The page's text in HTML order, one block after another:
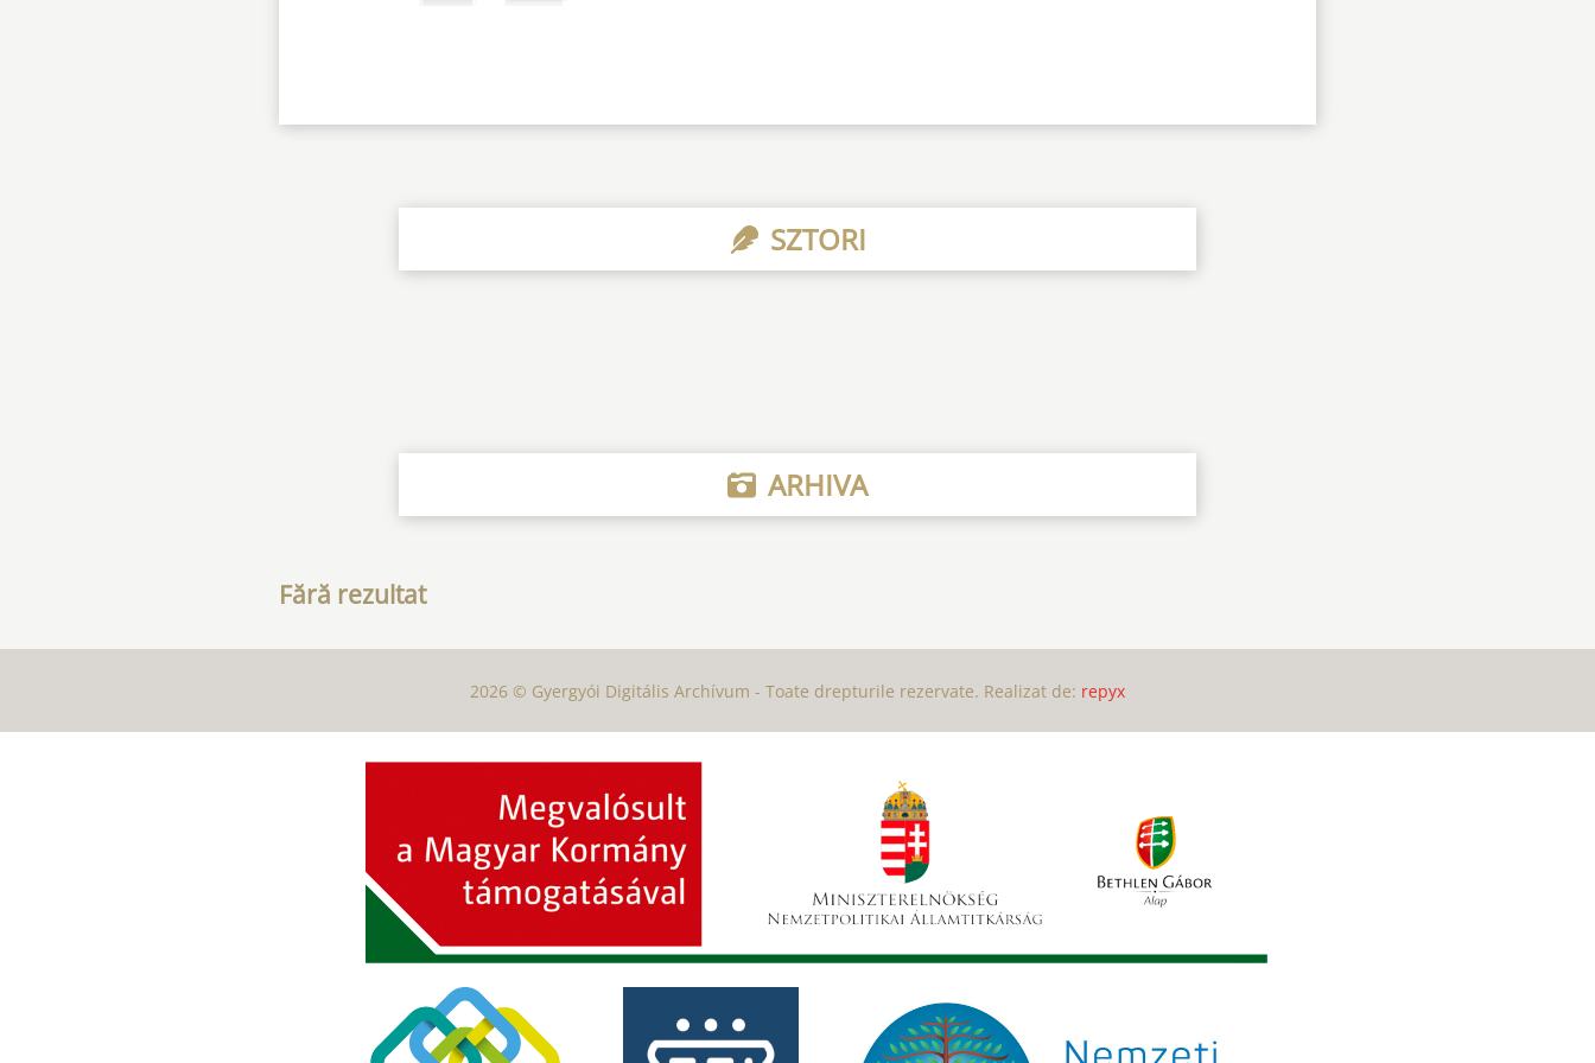
SZTORI
ARHIVA
Fără rezultat
2026 © Gyergyói Digitális Archívum - Toate drepturile rezervate. Realizat de: repyx